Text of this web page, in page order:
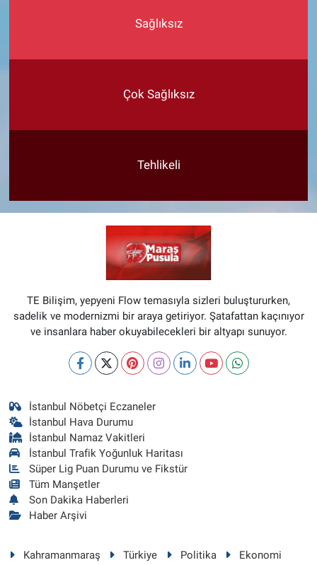
Sağlıksız
Çok Sağlıksız
Tehlikeli
TE Bilişim, yepyeni Flow temasıyla sizleri buluştururken,
sadelik ve modernizmi bir araya getiriyor. Şatafattan kaçınıyor
ve insanlara haber okuyabilecekleri bir altyapı sunuyor.
İstanbul Nöbetçi Eczaneler
İstanbul Hava Durumu
İstanbul Namaz Vakitleri
İstanbul Trafik Yoğunluk Haritası
Süper Lig Puan Durumu ve Fikstür
Tüm Manşetler
Son Dakika Haberleri
Haber Arşivi
Kahramanmaraş Türkiye Politika
Ekonomi